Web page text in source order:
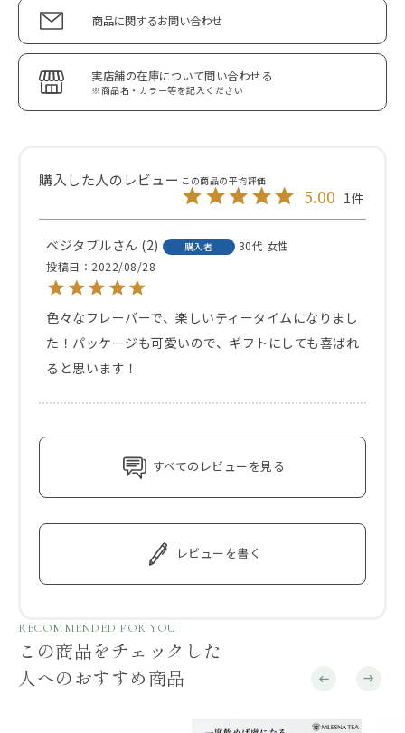
商品に関するお問い合わせ
実店舗の在庫について問い合わせる
※商品名・カラー等を記入ください
5.00 1
ベジタブル 2 購入者 30代 女性
投稿日
2022/08/28
色々なフレーバーで、楽しいティータイムになりまし
た！パッケージも可愛いので、ギフトにしても喜ばれ
ると思います！
すべてのレビューを見る
レビューを書く
RECOMMENDED FOR YOU
この商品をチェックした
人へのおすすめ商品